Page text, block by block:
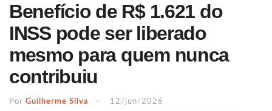
Benefício de R$ 1.621 do
INSS pode ser liberado
mesmo para quem nunca
contribuiu
Por Guilherme Silva 12/jun/2026